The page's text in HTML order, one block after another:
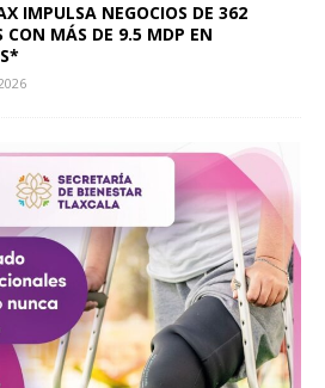
IMPULSA NEGOCIOS DE 362
CON MÁS DE 9.5 MDP EN